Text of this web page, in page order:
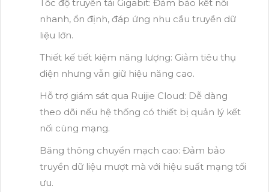
Tốc độ truyền tải Gigabit: Đảm bảo kết nối
nhanh, ổn định, đáp ứng nhu cầu truyền dữ
liệu lớn.
Thiết kế tiết kiệm năng lượng: Giảm tiêu thụ
điện nhưng vẫn giữ hiệu năng cao.
Hỗ trợ giám sát qua Ruijie Cloud: Dễ dàng
theo dõi nếu hệ thống có thiết bị quản lý kết
nối cùng mạng.
Băng thông chuyển mạch cao: Đảm bảo
truyền dữ liệu mượt mà với hiệu suất mạng tối
ưu.